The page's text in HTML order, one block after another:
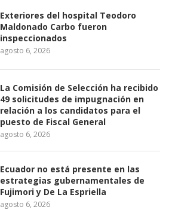
Exteriores del hospital Teodoro
Maldonado Carbo fueron
inspeccionados
agosto 6, 2026
La Comisión de Selección ha recibido
49 solicitudes de impugnación en
relación a los candidatos para el
puesto de Fiscal General
agosto 6, 2026
Ecuador no está presente en las
estrategias gubernamentales de
Fujimori y De La Espriella
agosto 6, 2026